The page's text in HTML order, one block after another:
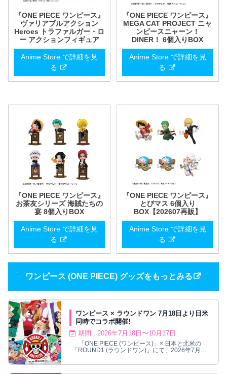
『ONE PIECE ワンピース』
ヴァリアブルアクション
Heroes トラファルガー・ロ
ー アクションフィギュア
Anime Store で詳細を見
る
『ONE PIECE ワンピース』
MEGA CAT PROJECT ニャ
ンピースニャーン！
DINER！ 6個入りBOX
Anime Store で詳細を見
る
『ONE PIECE ワンピース』
お茶友シリーズ 海賊たちの
宴 8個入りBOX
Anime Store で詳細を見
る
『ONE PIECE ワンピース』
とびマス 6個入り
BOX【202607再販】
Anime Store で詳細を見
る
ワンピース (ONE PIECE) グッズをもっとみる
ワンピース × ラウンドワン 7月18日より日米
同時でコラボ開催!
期間 : 2026年7月18日〜10月17日
「ONE PIECE (ワンピース)」× 日本と北米の
「ROUND1 (ラウンドワン)」にて、2026年7月18